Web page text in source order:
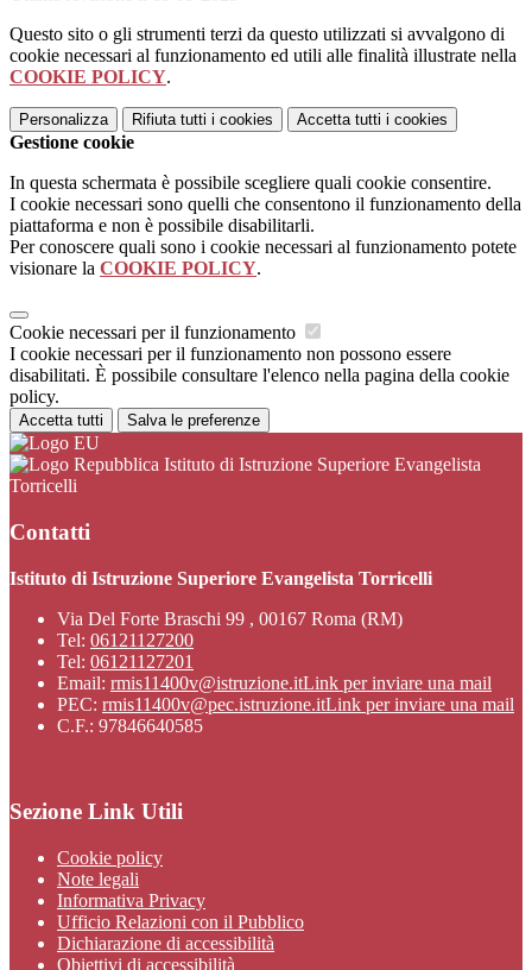
Questo sito o gli strumenti terzi da questo utilizzati si avvalgono di
cookie necessari al funzionamento ed utili alle finalità illustrate nella
COOKIE POLICY.
Personalizza Rifiuta tutti i cookies Accetta tutti i cookies
Gestione cookie
In questa schermata è possibile scegliere quali cookie consentire.
I cookie necessari sono quelli che consentono il funzionamento della
piattaforma e non è possibile disabilitarli.
Per conoscere quali sono i cookie necessari al funzionamento potete
visionare la COOKIE POLICY.
Cookie necessari per il funzionamento
I cookie necessari per il funzionamento non possono essere
disabilitati. È possibile consultare l'elenco nella pagina della cookie
policy.
Accetta tutti Salva le preferenze
Istituto di Istruzione Superiore Evangelista
Torricelli
Contatti
Istituto di Istruzione Superiore Evangelista Torricelli
Via Del Forte Braschi 99 , 00167 Roma (RM)
Tel: 06121127200
Tel: 06121127201
Email: rmis11400v@istruzione.itLink per inviare una mail
PEC: rmis11400v@pec.istruzione.itLink per inviare una mail
C.F.: 97846640585
Sezione Link Utili
Cookie policy
Note legali
Informativa Privacy
Ufficio Relazioni con il Pubblico
Dichiarazione di accessibilità
Obiettivi di accessibilità